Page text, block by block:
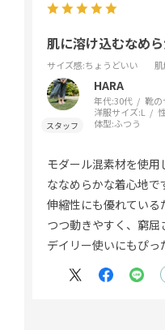
肌に溶け込むなめ
サイズ感:ちょうどいい
HARA
年代:30代 靴の
洋服サイズ:L
体型:ふつう
モダール混素材を使用
ななめらかな着心地で
伸縮性にも優れている
つつ動きやすく、窮屈
デイリー使いにもぴっ